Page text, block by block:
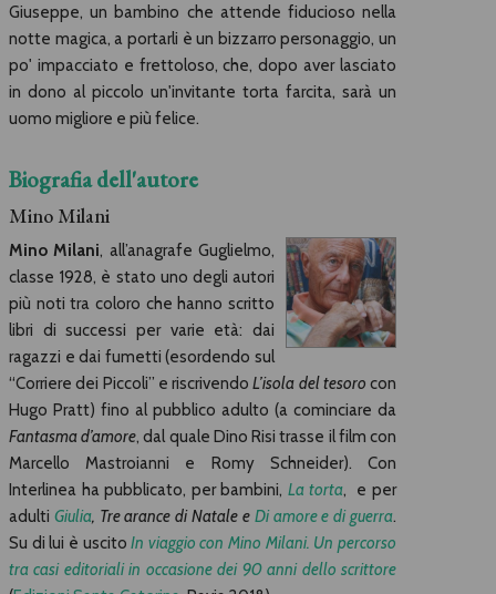
Giuseppe, un bambino che attende fiducioso nella
notte magica, a portarli è un bizzarro personaggio, un
po' impacciato e frettoloso, che, dopo aver lasciato
in dono al piccolo un'invitante torta farcita, sarà un
uomo migliore e più felice.
Biografia dell'autore
Mino Milani
Mino Milani, all’anagrafe Guglielmo,
classe 1928, è stato uno degli autori
più noti tra coloro che hanno scritto
libri di successi per varie età: dai
ragazzi e dai fumetti (esordendo sul
“Corriere dei Piccoli” e riscrivendo L’isola del tesoro con
Hugo Pratt) fino al pubblico adulto (a cominciare da
Fantasma d’amore, dal quale Dino Risi trasse il film con
Marcello Mastroianni e Romy Schneider). Con
Interlinea ha pubblicato, per bambini, La torta, e per
adulti Giulia, Tre arance di Natale e Di amore e di guerra.
Su di lui è uscitoIn viaggio con Mino Milani. Un percorso
tra casi editoriali in occasione dei 90 anni dello scrittore